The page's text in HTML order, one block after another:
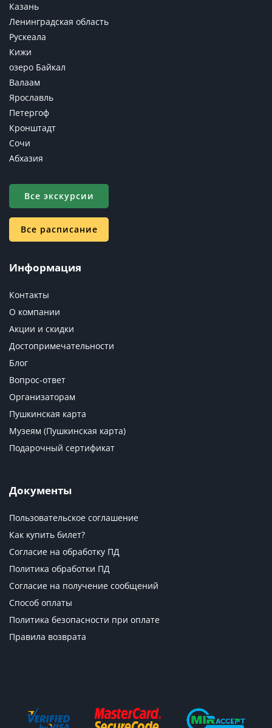
Казань
Ленинградская область
Рускеала
Кижи
озеро Байкал
Валаам
Ярославль
Петергоф
Кронштадт
Сочи
Абхазия
Все экскурсии
Все расписание
Информация
Контакты
О компании
Акции и скидки
Достопримечательности
Блог
Вопрос-ответ
Организаторам
Пушкинская карта
Музеям (Пушкинская карта)
Подарочный сертификат
Документы
Пользовательское соглашение
Как купить билет?
Согласие на обработку ПД
Политика обработки ПД
Согласие на получение сообщений
Способ оплаты
Политика безопасности при оплате
Правила возврата